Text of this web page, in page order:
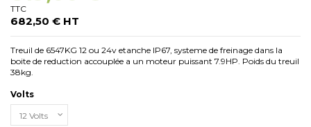
TTC
682,50 € HT
Treuil de 6547KG 12 ou 24v etanche IP67, systeme de freinage dans la
boite de reduction accouplée a un moteur puissant 7.9HP. Poids du treuil
38kg.
Volts